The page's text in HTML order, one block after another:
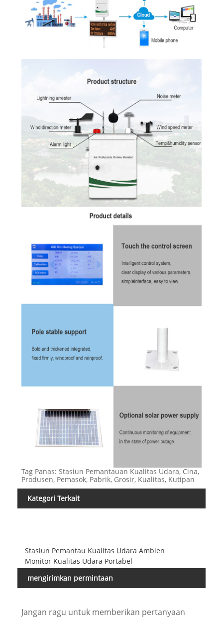
Tag Panas: Stasiun Pemantauan Kualitas Udara, Cina,
Produsen, Pemasok, Pabrik, Grosir, Kualitas, Kutipan
Kategori Terkait
Stasiun Pemantau Kualitas Udara Ambien
Monitor Kualitas Udara Portabel
mengirimkan permintaan
Jangan ragu untuk memberikan pertanyaan